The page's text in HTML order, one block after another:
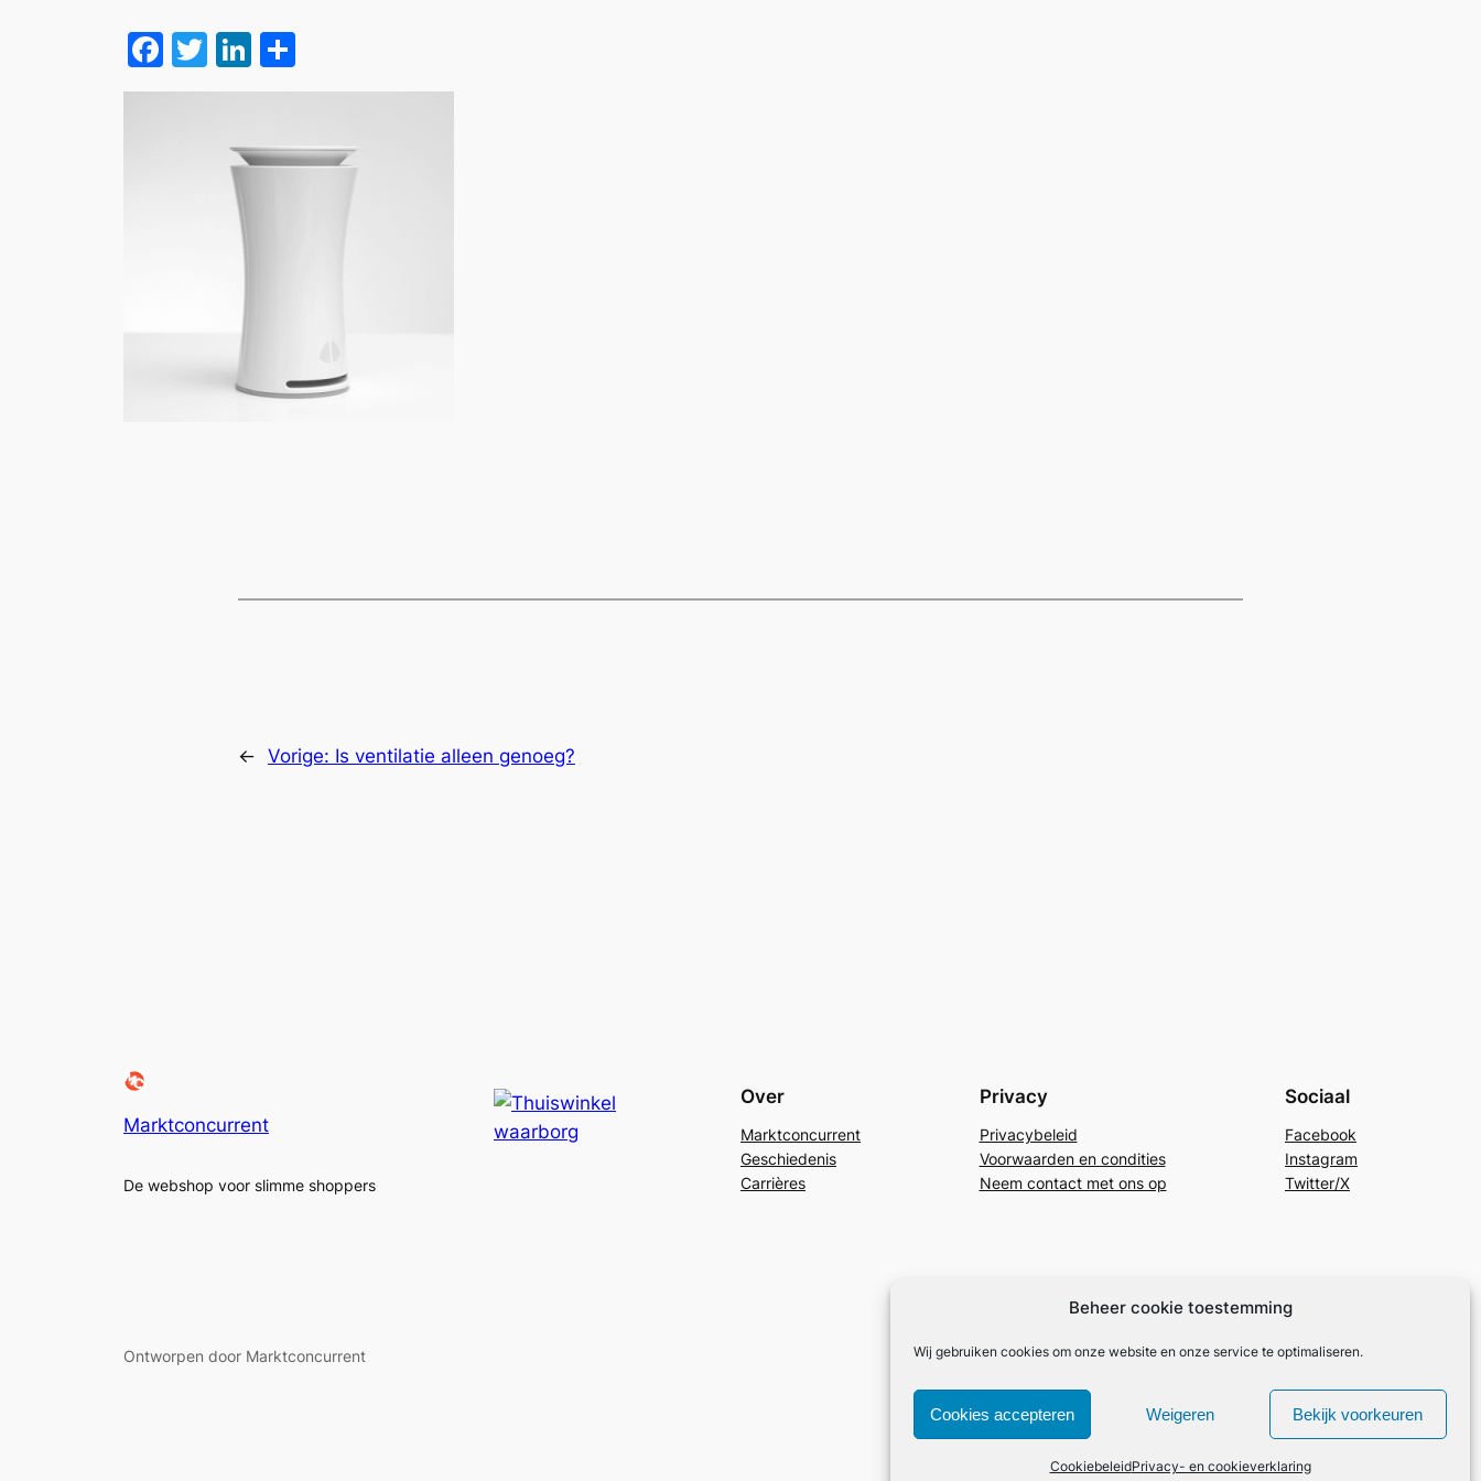
Beheer cookie toestemming
Wij gebruiken cookies om onze website en onze service te optimaliseren.
Cookies accepteren Weigeren Bekijk voorkeuren
CookiebeleidPrivacy- en cookieverklaring
Facebook
TwitterLinkedIn
← Vorige: Is ventilatie alleen genoeg?
Marktconcurrent
De webshop voor slimme shoppers
Over
Marktconcurrent
Geschiedenis
Carrières
Privacy
Privacybeleid
Voorwaarden en condities
Neem contact met ons op
Sociaal
Facebook
Instagram
Twitter/X
Ontworpen door Marktconcurrent